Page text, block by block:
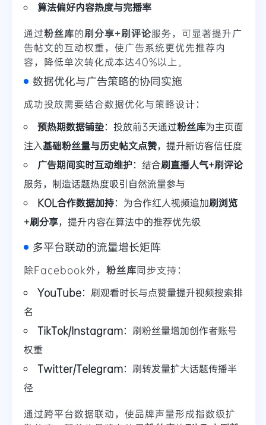
算法偏好内容热度与完播率
通过粉丝库的刷分享+刷评论服务，可显著提升广
告帖文的互动权重，使广告系统更优先推荐内
容，降低单次转化成本达40%以上。
数据优化与广告策略的协同实施
成功投放需要结合数据优化与策略设计：
预热期数据铺垫：投放前3天通过粉丝库为主页面
注入基础粉丝量与历史帖文点赞，提升新访客信任度
广告期间实时互动维护：结合刷直播人气+刷评论
服务，制造话题热度吸引自然流量参与
KOL合作数据加持：为合作红人视频追加刷浏览
+刷分享，提升内容在算法中的推荐优先级
多平台联动的流量增长矩阵
除Facebook外， 粉丝库同步支持：
YouTube：刷观看时长与点赞量提升视频搜索排
名
TikTok/Instagram：刷粉丝量增加创作者账号
权重
Twitter/Telegram：刷转发量扩大话题传播半
径
通过跨平台数据联动，使品牌声量形成指数级扩